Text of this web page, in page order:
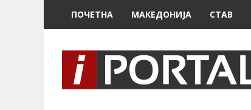
ПОЧЕТНА МАКЕДОНИЈА СТАВ